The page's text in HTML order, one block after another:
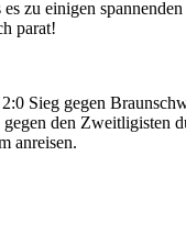
zu einigen
parat!
Sieg gegen
den Zweitligisten
anreisen.